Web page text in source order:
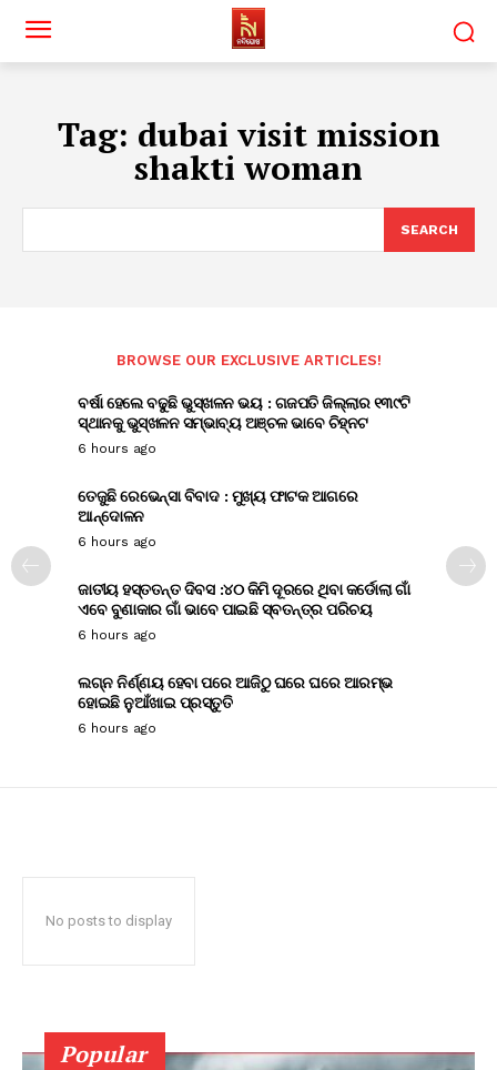
Tag: dubai visit mission
shakti woman
SEARCH
BROWSE OUR EXCLUSIVE ARTICLES!
ବର୍ଷା ହେଲେ ବଢୁଛି ଭୁସ୍ଖଳନ ଭୟ : ଗଜପତି ଜିଲ୍ଲାର ୧୩୯ଟି
ସ୍ଥାନକୁ ଭୁସ୍ଖଳନ ସମ୍ଭାବ୍ୟ ଅଞ୍ଚଳ ଭାବେ ଚିହ୍ନଟ
6 hours ago
ତେଜୁଛି ରେଭେନ୍ସା ବିବାଦ : ମୁଖ୍ୟ ଫାଟକ ଆଗରେ
ଆନ୍ଦୋଳନ
6 hours ago
ଜାତୀୟ ହସ୍ତତନ୍ତ ଦିବସ :୪୦ କିମି ଦୂରରେ ଥିବା କର୍ଡୋଲା ଗାଁ
ଏବେ ବୁଣାକାର ଗାଁ ଭାବେ ପାଇଛି ସ୍ବତନ୍ତ୍ର ପରିଚୟ
6 hours ago
ଲଗ୍ନ ନିର୍ଣ୍ଣୟ ହେବା ପରେ ଆଜିଠୁ ଘରେ ଘରେ ଆରମ୍ଭ
ହୋଇଛି ନୁଆଁଖାଇ ପ୍ରସ୍ତୁତି
6 hours ago
No posts to display
Popular